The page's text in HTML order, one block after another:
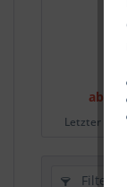
ab
Letzter
Filtern